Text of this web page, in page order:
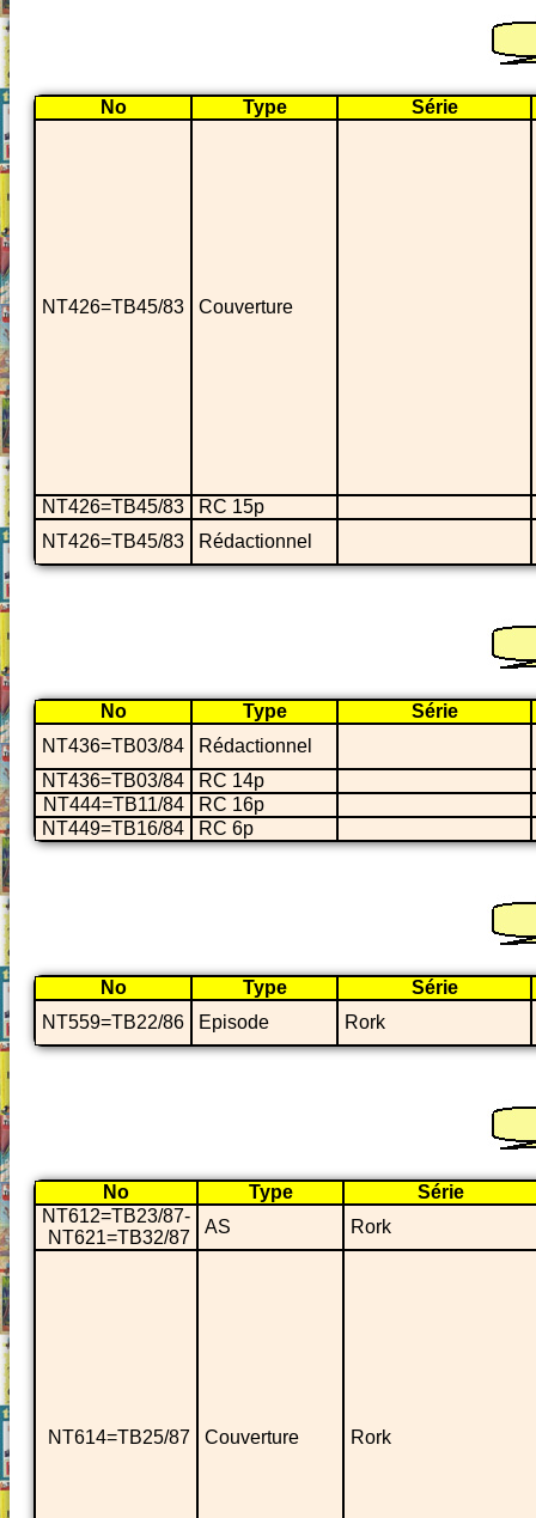
No Type Série
NT426=TB45/83 Couverture
NT426=TB45/83
RC 15p
NT426=TB45/83
Rédactionnel
No Type
Série
NT436=TB03/84
Rédactionnel
NT436=TB03/84
RC 14p
NT444=TB11/84
RC 16p
NT449=TB16/84
RC 6p
No Type
Série
NT559=TB22/86
Episode Rork
No Type
Série
NT612=TB23/87-
NT621=TB32/87
AS Rork
NT614=TB25/87 Couverture Rork